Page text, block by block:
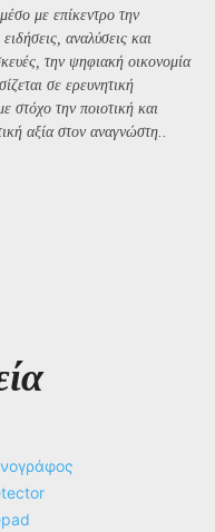
με επίκεντρο την
αναλύσεις και
την ψηφιακή οικονομία
σε ερευνητική
στόχο την ποιοτική και
αξία στον αναγνώστη..